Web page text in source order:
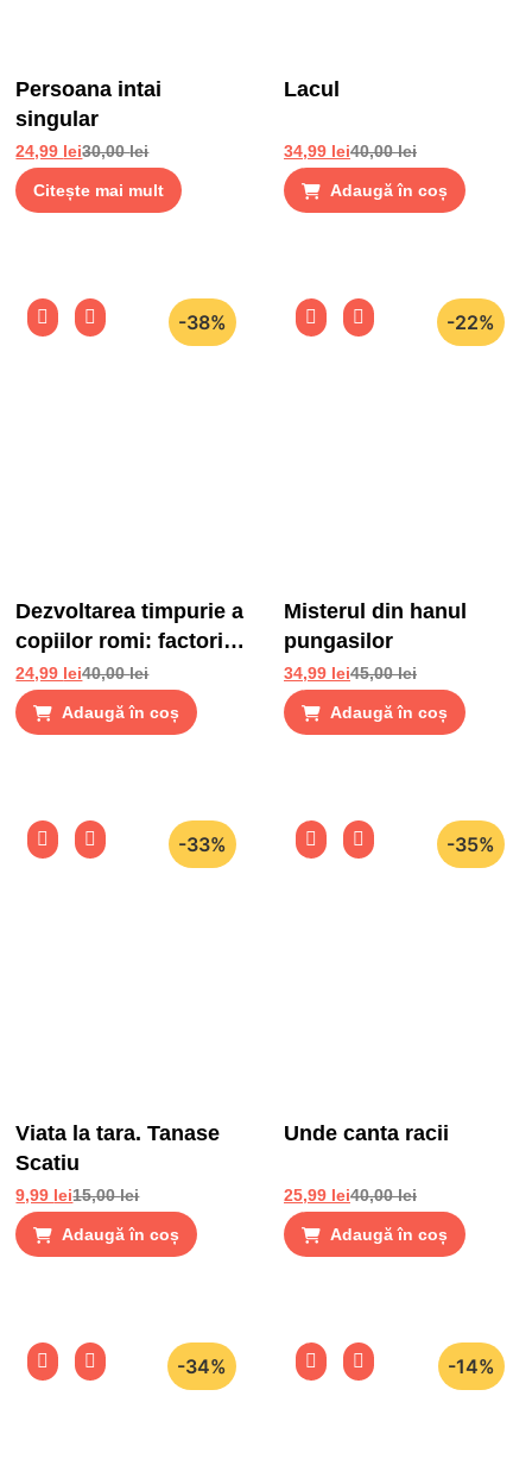
Persoana intai
singular
30,00lei
24,99 lei
Citește mai mult
Lacul
40,00lei
34,99 lei
Adaugă în coș
-38%
Dezvoltarea timpurie a
copiilor romi: factori
de risc si factori de
protectie
40,00lei
24,99 lei
Adaugă în coș
-22%
Misterul din hanul
pungasilor
45,00lei
34,99 lei
Adaugă în coș
-33%
Viata la tara. Tanase
Scatiu
15,00lei
9,99 lei
Adaugă în coș
-35%
Unde canta racii
40,00lei
25,99 lei
Adaugă în coș
-34% -14%